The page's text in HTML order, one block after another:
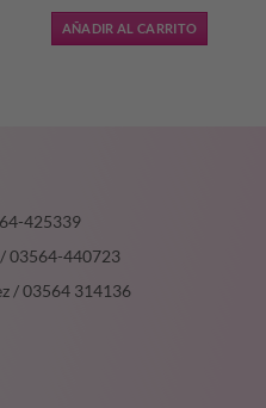
AÑADIR AL CARRITO
425339
/ 03564-440723
/ 03564 314136